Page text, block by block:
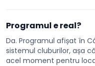
Programul e real?
Da. Programul afișat în
sistemul cluburilor, așa
acel moment pentru